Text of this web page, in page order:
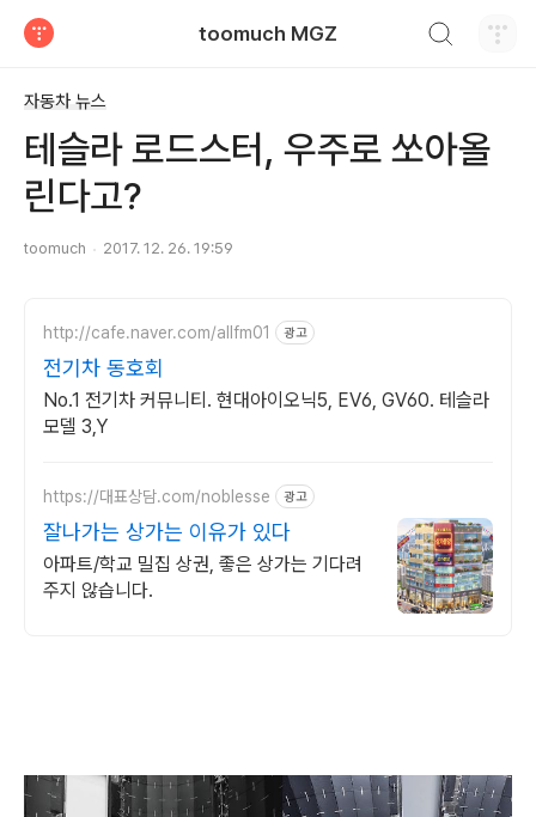
toomuch MGZ
자동차 뉴스
테슬라 로드스터, 우주로 쏘아올
린다고?
toomuch 2017. 12. 26. 19:59
http://cafe.naver.com/allfm01 광고
전기차 동호회
No.1 전기차 커뮤니티. 현대아이오닉5, EV6, GV60. 테슬라
모델 3,Y
https://대표상담.com/noblesse 광고
잘나가는 상가는 이유가 있다
아파트/학교 밀집 상권, 좋은 상가는 기다려
주지 않습니다.